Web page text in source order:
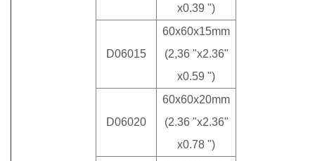
x0.39 ")
D06015
60x60x15mm
(2,36 "x2.36"
x0.59 ")
D06020
60x60x20mm
(2.36 "x2.36"
x0.78 ")